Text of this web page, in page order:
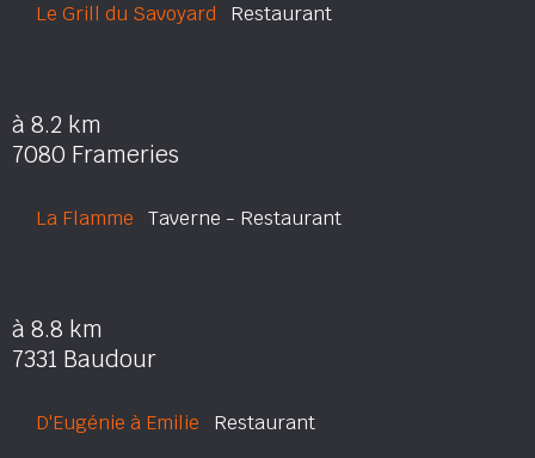
Le Grill du Savoyard Restaurant
à 8.2 km
7080 Frameries
La Flamme Taverne - Restaurant
à 8.8 km
7331 Baudour
D'Eugénie à Emilie Restaurant